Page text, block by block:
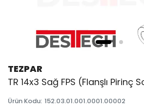
TEZPAR
TR 14x3 Sağ FPS (Flanşlı Pirinç
Ürün Kodu: 152.03.01.001.0001.00002